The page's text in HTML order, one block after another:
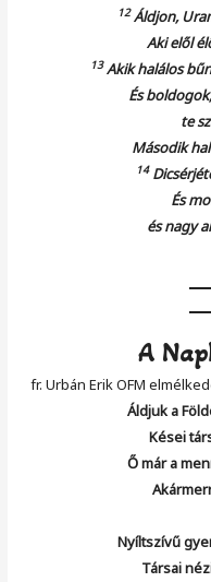
12Áldjon,
Aki elől
13Akik halálos
És
te
Második
14
És
és nagy
A
fr. Urbán Erik OFM
Áldjuk a
Kései
Ő már a
Nyíltszívű
Társai